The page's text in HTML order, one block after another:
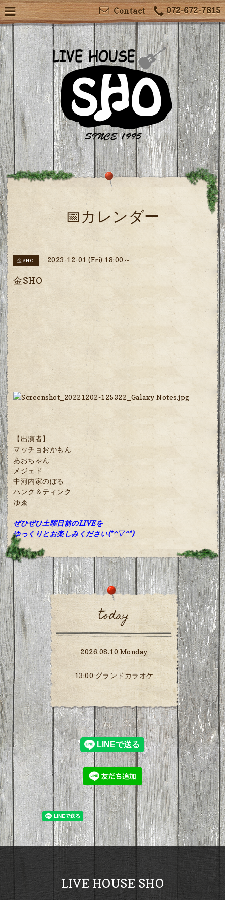
072-672-7815
Contact
📅カレンダー
金SHO 2023-12-01 (Fri) 18:00～
金SHO
【出演者】
マッチョおかもん
あおちゃん
メジェド
中河内家のぼる
ハンク＆ティンク
ゆゑ
ぜひぜひ土曜日前のLIVEを
ゆっくりとお楽しみください(*^▽^*)
today
2026.08.10 Monday
13:00 グランドカラオケ
LIVE HOUSE SHO